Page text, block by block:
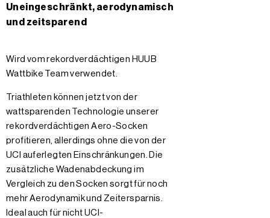
Uneingeschränkt, aerodynamisch
und zeitsparend
Wird vom rekordverdächtigen HUUB
Wattbike Team verwendet.
Triathleten können jetzt von der
wattsparenden Technologie unserer
rekordverdächtigen Aero-Socken
profitieren, allerdings ohne die von der
UCI auferlegten Einschränkungen. Die
zusätzliche Wadenabdeckung im
Vergleich zu den Socken sorgt für noch
mehr Aerodynamik und Zeitersparnis.
Ideal auch für nicht UCI-